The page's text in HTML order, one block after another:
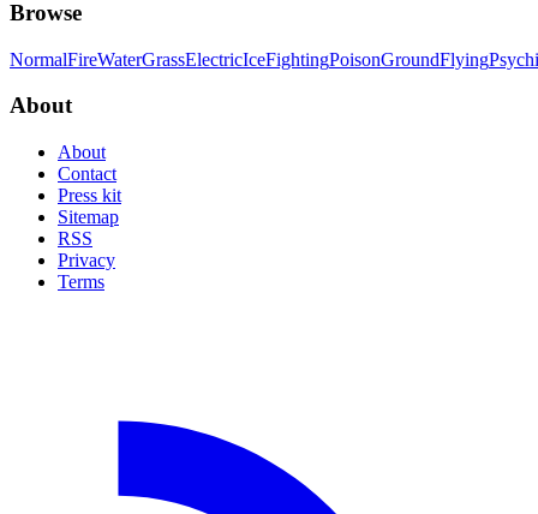
Browse
NormalFireWaterGrassElectricIceFightingPoisonGroundFlying
About
About
Contact
Press kit
Sitemap
RSS
Privacy
Terms